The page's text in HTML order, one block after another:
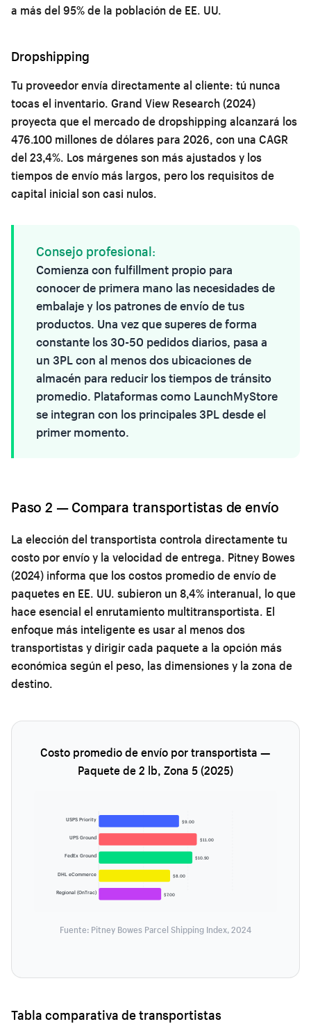
a más del 95% de la población de EE. UU.
Dropshipping
Tu proveedor envía directamente al cliente: tú nunca
tocas el inventario. Grand View Research (2024)
proyecta que el mercado de dropshipping alcanzará los
476.100 millones de dólares para 2026, con una CAGR
del 23,4%. Los márgenes son más ajustados y los
tiempos de envío más largos, pero los requisitos de
capital inicial son casi nulos.
Consejo profesional:
Comienza con fulfillment propio para
conocer de primera mano las necesidades de
embalaje y los patrones de envío de tus
productos. Una vez que superes de forma
constante los 30-50 pedidos diarios, pasa a
un 3PL con al menos dos ubicaciones de
almacén para reducir los tiempos de tránsito
promedio. Plataformas como LaunchMyStore
se integran con los principales 3PL desde el
primer momento.
Paso 2 — Compara transportistas de envío
La elección del transportista controla directamente tu
costo por envío y la velocidad de entrega. Pitney Bowes
(2024) informa que los costos promedio de envío de
paquetes en EE. UU. subieron un 8,4% interanual, lo que
hace esencial el enrutamiento multitransportista. El
enfoque más inteligente es usar al menos dos
transportistas y dirigir cada paquete a la opción más
económica según el peso, las dimensiones y la zona de
destino.
Costo promedio de envío por transportista —
Paquete de 2 lb, Zona 5 (2025)
USPS Priority $9.00
UPS Ground $11.00
FedEx Ground $10.50
DHL eCommerce $8.00
Regional (OnTrac) $7.00
Fuente: Pitney Bowes Parcel Shipping Index, 2024
Tabla comparativa de transportistas